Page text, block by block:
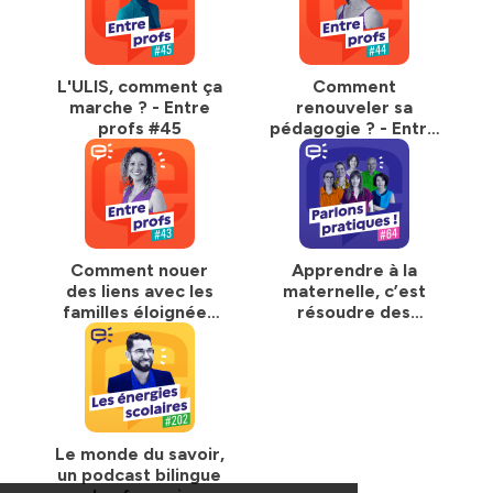
L'ULIS, comment ça
marche ? - Entre
profs #45
Comment
renouveler sa
pédagogie ? - Entre
profs #44
Comment nouer
des liens avec les
familles éloignées
de l'école ? - Entre
profs #43
Apprendre à la
maternelle, c’est
résoudre des
Le monde du savoir,
un podcast bilingue